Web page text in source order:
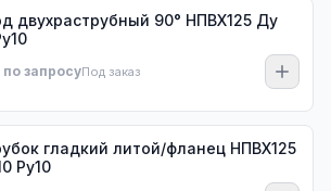
двухраструбный 90° НПВХ125 Ду
запросуПод заказ
гладкий литой/фланец НПВХ125
Ру10